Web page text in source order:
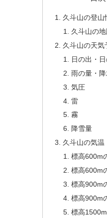
久斗山の登山
久斗山の
久斗山の天気
日の出・
雨の量・降
気圧
雷
霧
降雪量
久斗山の気温
標高600m
標高600m
標高900m
標高900m
標高